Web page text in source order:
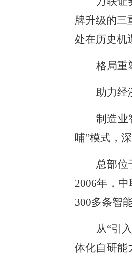
牌升级的三
处在历史机
格局重
助力经
制造业
哺”模式，
总部位
2006年，
300多条智
从“引
体化自研能